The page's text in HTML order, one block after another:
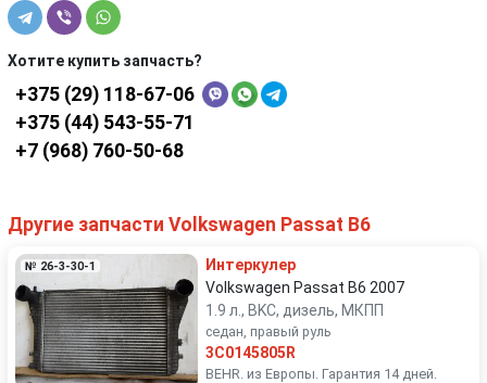
Хотите купить запчасть?
+375 (29) 118-67-06
+375 (44) 543-55-71
+7 (968) 760-50-68
Другие запчасти Volkswagen Passat B6
№ 26-3-30-1
Интеркулер
Volkswagen Passat B6 2007
1.9 л., BKC, дизель, МКПП
седан, правый руль
3C0145805R
BEHR. из Европы. Гарантия 14 дней.